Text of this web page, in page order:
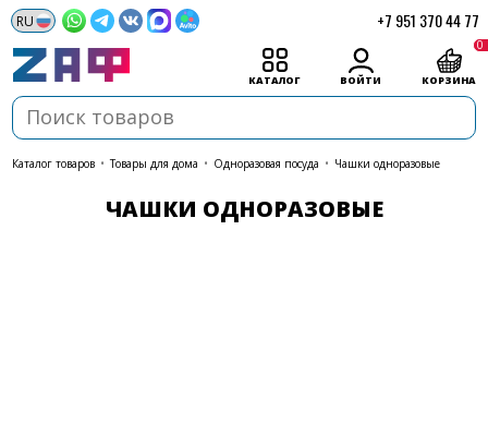
+7 951 370 44 77
КАТАЛОГ ВОЙТИ КОРЗИНА
0
каталог товаров • Товары для дома • Одноразовая посуда • Чашки одноразовые
ЧАШКИ ОДНОРАЗОВЫЕ